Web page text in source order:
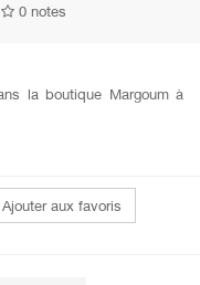
0 notes
la boutique Margoum à
Ajouter aux favoris